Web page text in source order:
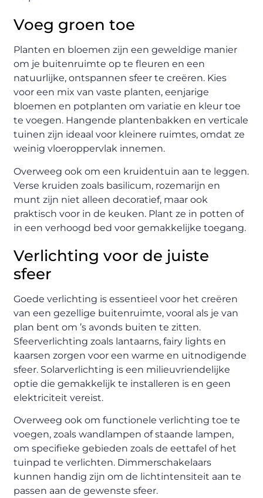
Voeg groen toe
Planten en bloemen zijn een geweldige manier
om je buitenruimte op te fleuren en een
natuurlijke, ontspannen sfeer te creëren. Kies
voor een mix van vaste planten, eenjarige
bloemen en potplanten om variatie en kleur toe
te voegen. Hangende plantenbakken en verticale
tuinen zijn ideaal voor kleinere ruimtes, omdat ze
weinig vloeroppervlak innemen.
Overweeg ook om een kruidentuin aan te leggen.
Verse kruiden zoals basilicum, rozemarijn en
munt zijn niet alleen decoratief, maar ook
praktisch voor in de keuken. Plant ze in potten of
in een verhoogd bed voor gemakkelijke toegang.
Verlichting voor de juiste
sfeer
Goede verlichting is essentieel voor het creëren
van een gezellige buitenruimte, vooral als je van
plan bent om ’s avonds buiten te zitten.
Sfeerverlichting zoals lantaarns, fairy lights en
kaarsen zorgen voor een warme en uitnodigende
sfeer. Solarverlichting is een milieuvriendelijke
optie die gemakkelijk te installeren is en geen
elektriciteit vereist.
Overweeg ook om functionele verlichting toe te
voegen, zoals wandlampen of staande lampen,
om specifieke gebieden zoals de eettafel of het
tuinpad te verlichten. Dimmerschakelaars
kunnen handig zijn om de lichtintensiteit aan te
passen aan de gewenste sfeer.